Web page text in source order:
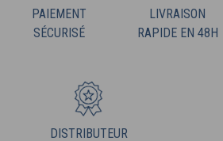
PAIEMENT
SÉCURISÉ
LIVRAISON
RAPIDE EN 48H
DISTRIBUTEUR